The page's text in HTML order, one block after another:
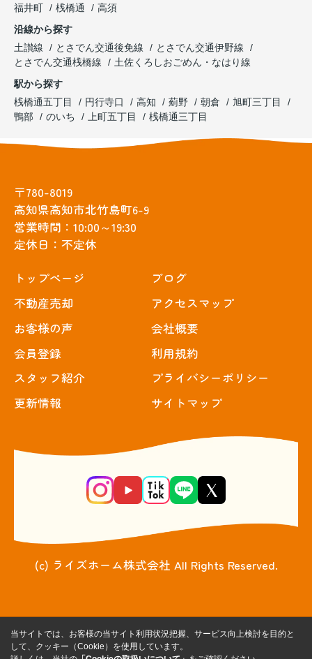
福井町
桟橋通
高須
沿線から探す
土讃線
とさでん交通後免線
とさでん交通伊野線
とさでん交通桟橋線
土佐くろしおごめん・なはり線
駅から探す
桟橋通五丁目
円行寺口 高知 薊野 朝倉
旭町三丁目
鴨部
のいち 上町五丁目 桟橋通三丁目
〒780-8019
高知県高知市北竹島町6-9
営業時間：10:00～19:30
定休日：不定休
トップぺージ
不動産売却
お客様の声
会員登録
スタッフ紹介
更新情報
ブログ
アクセスマップ
会社概要
利用規約
プライバシーポリシー
サイトマップ
(c) ライズホーム株式会社 All Rights Reserved.
当サイトでは、お客様の当サイト利用状況把握、サービス向上検討を目的と
して、クッキー（Cookie）を使用しています。